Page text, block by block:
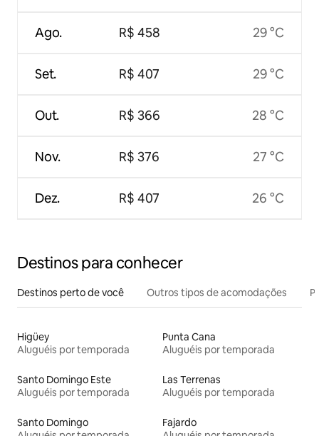
Ago.
Set.
Out.
Nov.
Dez.
R$ 458
R$ 407
R$ 366
R$ 376
R$ 407
29 °C
29 °C
28 °C
27 °C
26 °C
Destinos para conhecer
Destinos perto de você Outros tipos de acomodações
Higüey
Aluguéis por temporada
Punta Cana
Aluguéis por temporada
Santo Domingo Este
Aluguéis por temporada
Las Terrenas
Aluguéis por temporada
Santo Domingo
Fajardo